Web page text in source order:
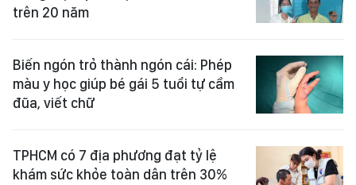
trên 20 năm
Biến ngón trỏ thành ngón cái: Phép
màu y học giúp bé gái 5 tuổi tự cầm
đũa, viết chữ
TPHCM có 7 địa phương đạt tỷ lệ
khám sức khỏe toàn dân trên 30%